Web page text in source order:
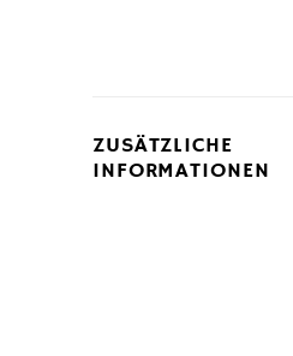
ZUSÄTZLICHE
INFORMATIONEN